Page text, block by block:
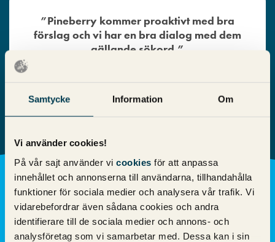
Samtycke Information Om
Vi använder cookies!
På vår sajt använder vi cookies för att anpassa
innehållet och annonserna till användarna, tillhandahålla
funktioner för sociala medier och analysera vår trafik. Vi
vidarebefordrar även sådana cookies och andra
identifierare till de sociala medier och annons- och
analysföretag som vi samarbetar med. Dessa kan i sin
”Pineberry kommer proaktivt med bra
förslag och vi har en bra dialog med dem
gällande sökord.”
Sedan Däck365 startade sitt samarbete med Pineberry har
lönsamheten ökat markant och omsättningen har tredubblats.
Kostnaden per transaktion har sjunkit avsevärt och
varumärket är i dag känt över hela Sverige.